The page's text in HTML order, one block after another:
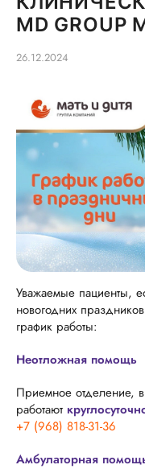
MD
26.12.2024
Уважаемые пациенты,
новогодних
график работы:
Неотложная помощь
Приемное отделение,
работают
+7 (968) 818-31-36
Амбулаторная